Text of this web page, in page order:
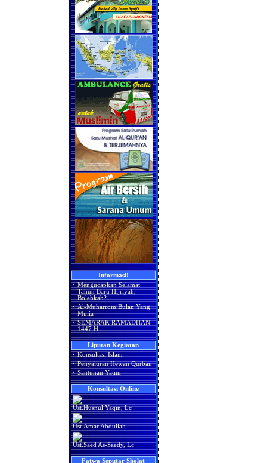
Informasi!
· Mengucapkan Selamat
Tahun Baru Hijriyah,
Bolehkah?
· Al-Muharrom Bulan Yang
Mulia
· SEMARAK RAMADHAN
1447 H
Liputan Kegiatan
· Konsultasi Islam
· Penyaluran Hewan Qurban
· Santunan Yatim
Konsultasi Online
Ust.Husnul Yaqin, Lc
Ust.Amar Abdullah
Ust.Saed As-Saedy, Lc
Fatwa Seputar Sholat